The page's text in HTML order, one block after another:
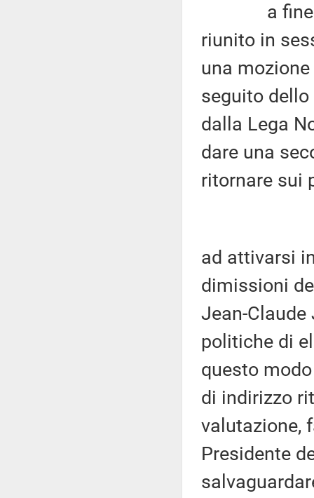
a fine
riunito in
una
seguito
dalla Lega
dare una
ritornare sui
ad attivarsi
dimissioni
Jean-Claude
politiche di
questo
di indirizzo
valutazione,
Presidente